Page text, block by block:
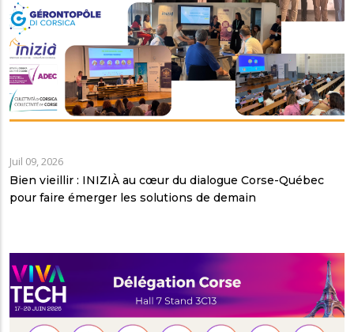
Juil 09, 2026
Bien vieillir : INIZIÀ au cœur du dialogue Corse-Québec
pour faire émerger les solutions de demain